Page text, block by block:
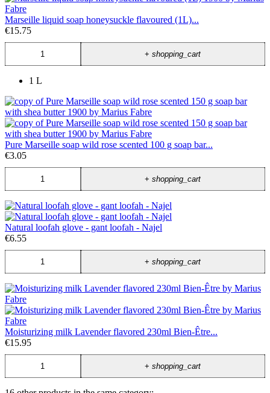
Marseille liquid soap honeysuckle flavoured (1L)...
€15.75
+shopping_cart
1 L
Pure Marseille soap wild rose scented 100 g soap bar...
€3.05
+shopping_cart
Natural loofah glove - gant loofah - Najel
€6.55
+shopping_cart
Moisturizing milk Lavender flavored 230ml Bien-Être...
€15.95
+shopping_cart